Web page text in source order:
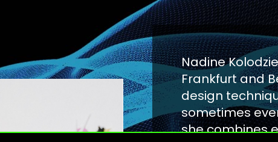
Nadine
Frankfurt and
design
sometimes
she combines